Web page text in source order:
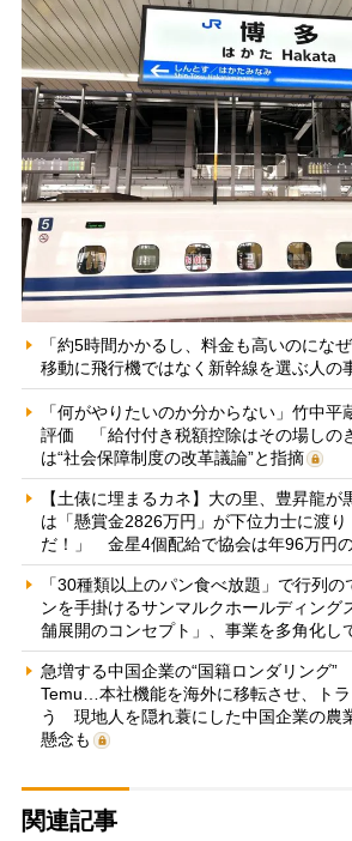
「約5時間かかるし、料金も高いのにな
移動に飛行機ではなく新幹線を選ぶ人の
「何がやりたいのか分からない」竹中
評価 「給付付き税額控除はその場しの
は“社会保障制度の改革議論”と指摘
【土俵に埋まるカネ】大の里、豊昇龍
は「懸賞金2826万円」が下位力士に渡
だ！」 金星4個配給で協会は年96万円
「30種類以上のパン食べ放題」で行列
ンを手掛けるサンマルクホールディン
舗展開のコンセプト」、事業を多角化し
急増する中国企業の“国籍ロンダリング”
Temu…本社機能を海外に移転させ、ト
う 現地人を隠れ蓑にした中国企業の農
懸念も
関連記事